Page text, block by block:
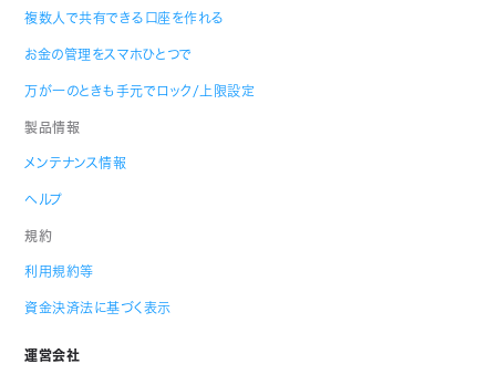
複数人で共有できる口座を作れる
お金の管理をスマホひとつで
万が一のときも手元でロック/上限設定
製品情報
メンテナンス情報
ヘルプ
規約
利用規約等
資金決済法に基づく表示
運営会社